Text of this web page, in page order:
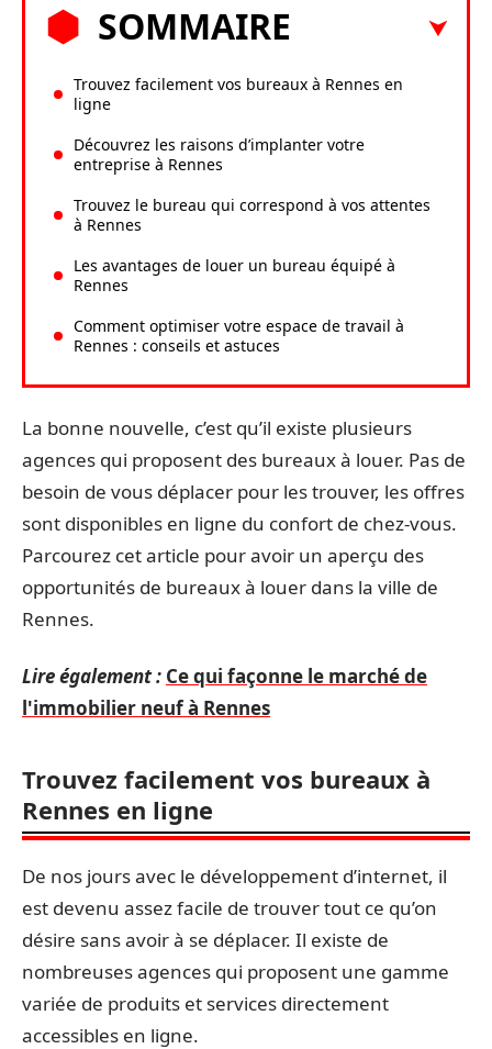
SOMMAIRE
Trouvez facilement vos bureaux à Rennes en
ligne
Découvrez les raisons d’implanter votre
entreprise à Rennes
Trouvez le bureau qui correspond à vos attentes
à Rennes
Les avantages de louer un bureau équipé à
Rennes
Comment optimiser votre espace de travail à
Rennes : conseils et astuces
La bonne nouvelle, c’est qu’il existe plusieurs
agences qui proposent des bureaux à louer. Pas de
besoin de vous déplacer pour les trouver, les offres
sont disponibles en ligne du confort de chez-vous.
Parcourez cet article pour avoir un aperçu des
opportunités de bureaux à louer dans la ville de
Rennes.
Lire également : Ce qui façonne le marché de
l'immobilier neuf à Rennes
Trouvez facilement vos bureaux à
Rennes en ligne
De nos jours avec le développement d’internet, il
est devenu assez facile de trouver tout ce qu’on
désire sans avoir à se déplacer. Il existe de
nombreuses agences qui proposent une gamme
variée de produits et services directement
accessibles en ligne.